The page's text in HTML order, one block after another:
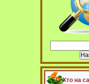
Хто на